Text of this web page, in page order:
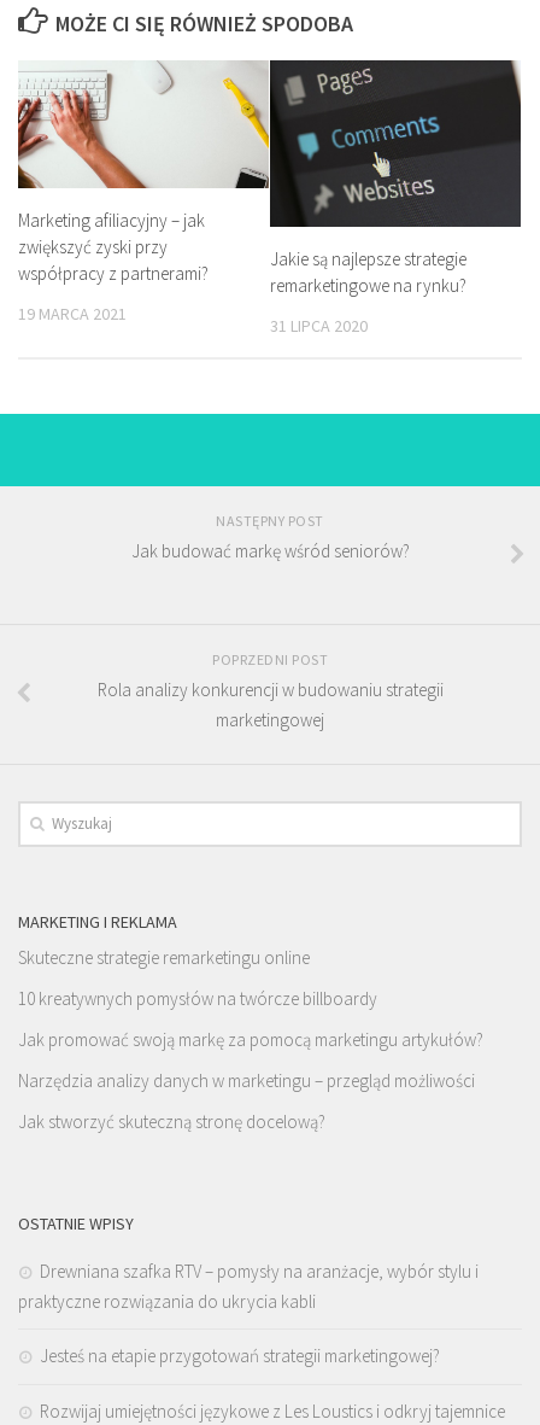
MOŻE CI SIĘ RÓWNIEŻ SPODOBA
Marketing afiliacyjny – jak
zwiększyć zyski przy
współpracy z partnerami?
19 MARCA 2021
Jakie są najlepsze strategie
remarketingowe na rynku?
31 LIPCA 2020
NASTĘPNY POST
Jak budować markę wśród seniorów?
POPRZEDNI POST
Rola analizy konkurencji w budowaniu strategii
marketingowej
MARKETING I REKLAMA
Skuteczne strategie remarketingu online
10 kreatywnych pomysłów na twórcze billboardy
Jak promować swoją markę za pomocą marketingu artykułów?
Narzędzia analizy danych w marketingu – przegląd możliwości
Jak stworzyć skuteczną stronę docelową?
OSTATNIE WPISY
Drewniana szafka RTV – pomysły na aranżacje, wybór stylu i
praktyczne rozwiązania do ukrycia kabli
Jesteś na etapie przygotowań strategii marketingowej?
Rozwijaj umiejętności językowe z Les Loustics i odkryj tajemnice